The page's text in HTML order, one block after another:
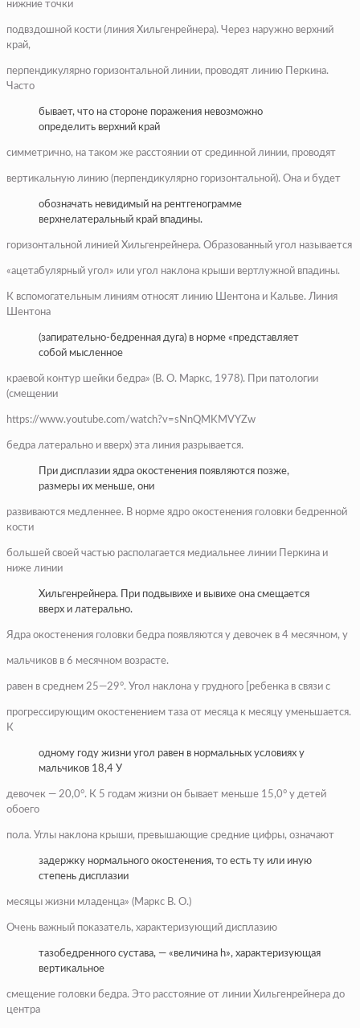
нижние точки
подвздошной кости (линия Хильгенрейнера). Через наружно верхний
край,
перпендикулярно горизонтальной линии, проводят линию Перкина.
Часто
бывает, что на стороне поражения невозможно
определить верхний край
симметрично, на таком же расстоянии от срединной линии, проводят
вертикальную линию (перпендикулярно горизонтальной). Она и будет
обозначать невидимый на рентгенограмме
верхнелатеральный край впадины.
горизонтальной линией Хильгенрейнера. Образованный угол называется
«ацетабулярный угол» или угол наклона крыши вертлужной впадины.
К вспомогательным линиям относят линию Шентона и Кальве. Линия
Шентона
(запирательно-бедренная дуга) в норме «представляет
собой мысленное
краевой контур шейки бедра» (В. О. Маркс, 1978). При патологии
(смещении
https://www.youtube.com/watch?v=sNnQMKMVYZw
бедра латерально и вверх) эта линия разрывается.
При дисплазии ядра окостенения появляются позже,
размеры их меньше, они
развиваются медленнее. В норме ядро окостенения головки бедренной
кости
большей своей частью располагается медиальнее линии Перкина и
ниже линии
Хильгенрейнера. При подвывихе и вывихе она смещается
вверх и латерально.
Ядра окостенения головки бедра появляются у девочек в 4 месячном, у
мальчиков в 6 месячном возрасте.
равен в среднем 25—29°. Угол наклона у грудного [ребенка в связи с
прогрессирующим окостенением таза от месяца к месяцу уменьшается.
К
одному году жизни угол равен в нормальных условиях у
мальчиков 18,4 У
девочек — 20,0°. К 5 годам жизни он бывает меньше 15,0° у детей
обоего
пола. Углы наклона крыши, превышающие средние цифры, означают
задержку нормального окостенения, то есть ту или иную
степень дисплазии
месяцы жизни младенца» (Маркс В. О.)
Очень важный показатель, характеризующий дисплазию
тазобедренного сустава, — «величина h», характеризующая
вертикальное
смещение головки бедра. Это расстояние от линии Хильгенрейнера до
центра